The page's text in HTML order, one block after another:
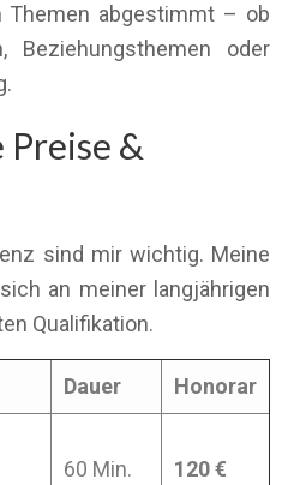
Themen abgestimmt – ob
Beziehungsthemen oder
&
sind mir wichtig. Meine
an meiner langjährigen
Qualifikation.
Dauer Honorar
60 Min. 120 €